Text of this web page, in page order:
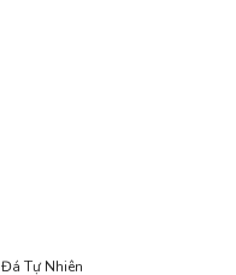
Đá Tự Nhiên